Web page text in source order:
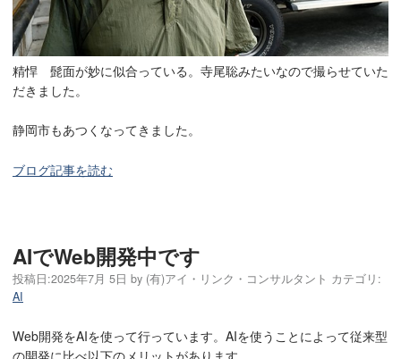
精悍 髭面が妙に似合っている。寺尾聡みたいなので撮らせていた
だきました。
静岡市もあつくなってきました。
ブログ記事を読む
AIでWeb開発中です
投稿日:2025年7月 5日 by (有)アイ・リンク・コンサルタント カテゴリ:
AI
Web開発をAIを使って行っています。AIを使うことによって従来型